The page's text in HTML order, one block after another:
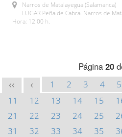
Narros de Matalayegua (Salamanca)
LUGAR Peña de Cabra. Narros de
Hora: 12:00 h.
Página 20
<< < 1 2 3 4 5
11
12 13 14 15
21
22 23 24 25
31
32 33 34 35